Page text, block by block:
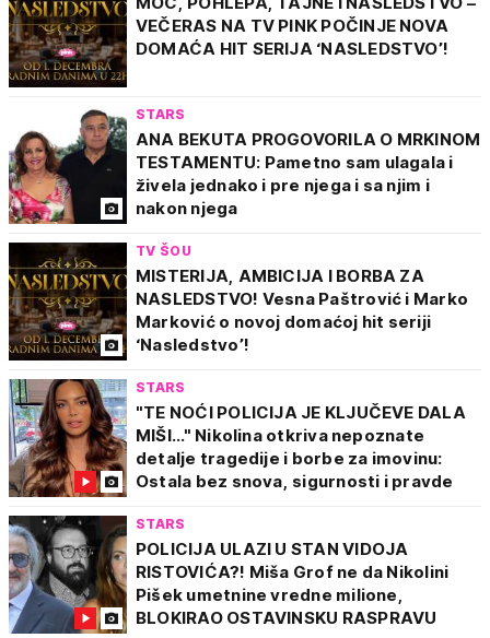
VEČERAS NA TV PINK POČINJE NOVA
DOMAĆA HIT SERIJA ‘NASLEDSTVO’!
STARS
ANA BEKUTA PROGOVORILA O MRKINOM
TESTAMENTU: Pametno sam ulagala i
živela jednako i pre njega i sa njim i
nakon njega
TV ŠOU
MISTERIJA, AMBICIJA I BORBA ZA
NASLEDSTVO! Vesna Paštrović i Marko
Marković o novoj domaćoj hit seriji
‘Nasledstvo’!
STARS
"TE NOĆI POLICIJA JE KLJUČEVE DALA
MIŠI..." Nikolina otkriva nepoznate
detalje tragedije i borbe za imovinu:
Ostala bez snova, sigurnosti i pravde
STARS
POLICIJA ULAZI U STAN VIDOJA
RISTOVIĆA?! Miša Grof ne da Nikolini
Pišek umetnine vredne milione,
BLOKIRAO OSTAVINSKU RASPRAVU